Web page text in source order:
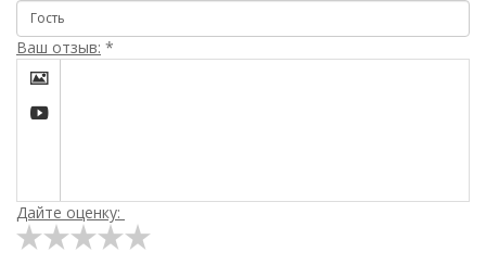
Ваш отзыв: *


Дайте оценку: